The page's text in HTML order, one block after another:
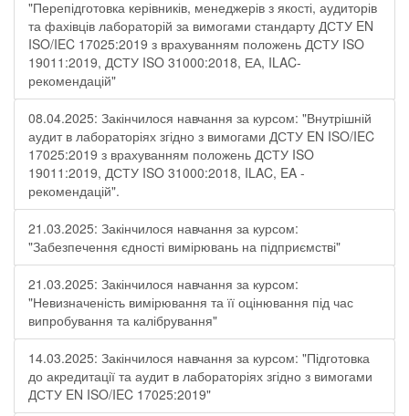
"Перепідготовка керівників, менеджерів з якості, аудиторів
та фахівців лабораторій за вимогами стандарту ДСТУ EN
ISO/IEC 17025:2019 з врахуванням положень ДСТУ ISO
19011:2019, ДСТУ ISO 31000:2018, ЕА, ILAC-
рекомендацій"
08.04.2025: Закінчилося навчання за курсом: "Внутрішній
аудит в лабораторіях згідно з вимогами ДСТУ EN ISO/IEC
17025:2019 з врахуванням положень ДСТУ ISO
19011:2019, ДСТУ ISO 31000:2018, ILAC, EA -
рекомендацій".
21.03.2025: Закінчилося навчання за курсом:
"Забезпечення єдності вимірювань на підприємстві"
21.03.2025: Закінчилося навчання за курсом:
"Невизначеність вимірювання та її оцінювання під час
випробування та калібрування"
14.03.2025: Закінчилося навчання за курсом: "Підготовка
до акредитації та аудит в лабораторіях згідно з вимогами
ДСТУ EN ISO/IEC 17025:2019"